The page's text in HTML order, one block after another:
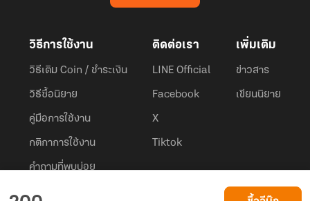
วิธีการใช้งาน
วิธีเติม Coin / ชำระเงิน
วิธีซื้อนิยาย
คู่มือการใช้งาน
กติกาการใช้งาน
คำถามที่พบบ่อย
ติดต่อเรา
LINE Official
Facebook
X
Tiktok
เพิ่มเติม
ข่าวสาร
เขียนนิยาย
Dek-D.com ใช้คุกกี้เพื่อพัฒนาประสบการณ์ของ ผู้ใช้ให้ดียิ่งขึ้น